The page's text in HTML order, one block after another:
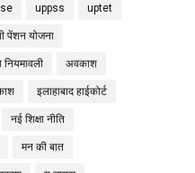
uppss uptet
पेंशन योजना
अवकाश
इलाहाबाद हाईकोर्ट
नई शिक्षा नीति
मन की बात